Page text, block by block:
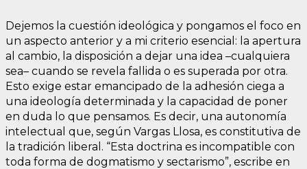
Dejemos la cuestión ideológica y pongamos el foco en
un aspecto anterior y a mi criterio esencial: la apertura
al cambio, la disposición a dejar una idea –cualquiera
sea– cuando se revela fallida o es superada por otra.
Esto exige estar emancipado de la adhesión ciega a
una ideología determinada y la capacidad de poner
en duda lo que pensamos. Es decir, una autonomía
intelectual que, según Vargas Llosa, es constitutiva de
la tradición liberal. “Esta doctrina es incompatible con
toda forma de dogmatismo y sectarismo”, escribe en